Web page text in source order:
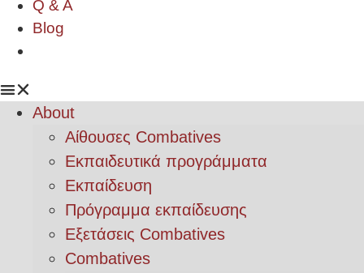
Q & A
Blog
About
Αίθουσες Combatives
Εκπαιδευτικά προγράμματα
Εκπαίδευση
Πρόγραμμα εκπαίδευσης
Εξετάσεις Combatives
Combatives